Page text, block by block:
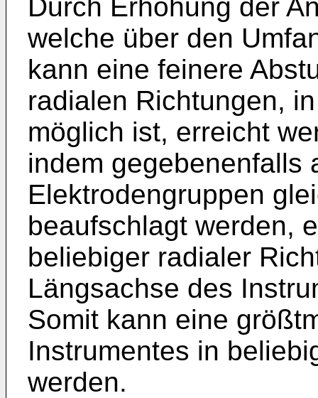
Durch Erhöhung der
welche über den
kann eine feinere
radialen Richtungen,
möglich ist, erreicht
indem gegebenenfalls
Elektrodengruppen
beaufschlagt werden,
beliebiger radialer
Längsachse des
Somit kann eine
Instrumentes in
werden.